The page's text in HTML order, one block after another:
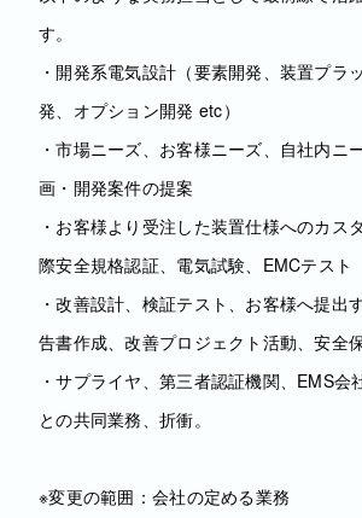
す。
・開発系電気設計（要素開発、装置プラ
発、オプション開発 etc）
・市場ニーズ、お客様ニーズ、自社内ニ
画・開発案件の提案
・お客様より受注した装置仕様へのカス
際安全規格認証、電気試験、EMCテスト
・改善設計、検証テスト、お客様へ提出
告書作成、改善プロジェクト活動、安全
・サプライヤ、第三者認証機関、EMS会
との共同業務、折衝。
※変更の範囲：会社の定める業務